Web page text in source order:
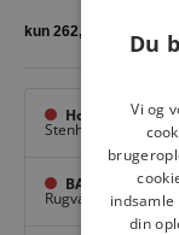
Hovedlager
Stenhuggervej 10,
BAGGI Tarup
Rugvang 36,
Du
Vi og
din